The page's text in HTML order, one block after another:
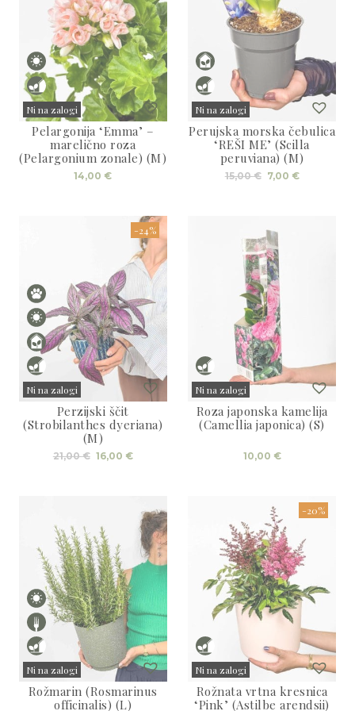
Ni na zalogi
Sold
Pelargonija ‘Emma’ –
marelično roza
(Pelargonium zonale) (M)
14,00 €
Ni na zalogi
Sold
Perujska morska čebulica
‘REŠI ME’ (Scilla
peruviana) (M)
15,00€ Izvirna
cena
7,00 €Trenutna
Ni na zalogi
-24%
Sold
Perzijski ščit
(Strobilanthes dyeriana)
(M)
21,00€ Izvirna
cena
16,00 €Trenutna
Ni na zalogi
Sold
Roza japonska kamelija
(Camellia japonica) (S)
10,00 €
Ni na zalogi
Sold
Rožmarin (Rosmarinus
officinalis) (L)
Ni na zalogi
-20%
Sold
Rožnata vrtna kresnica
‘Pink’ (Astilbe arendsii)